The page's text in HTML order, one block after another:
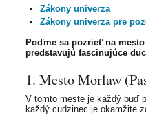
Zákony univerza
Zákony univerza pre
Poďme sa pozrieť na
predstavujú fascinujúce
1. Mesto Morlaw
V tomto meste je každý buď
každý cudzinec je okamžite